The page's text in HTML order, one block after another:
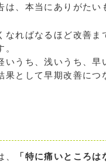
は、本当にありがたい
なればなるほど改善ま
いうち、浅いうち、早
果として早期改善につ
「特に痛いところは